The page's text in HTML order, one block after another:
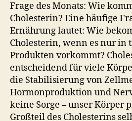
Frage des Monats: Wie
Cholesterin? Eine häufige
Ernährung lautet: Wie
Cholesterin, wenn es nur in
Produkten vorkommt?
entscheidend für viele
die Stabilisierung von
Hormonproduktion und
keine Sorge – unser Körper
Großteil des Cholesterins